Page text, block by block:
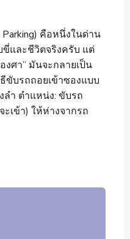
คือหนึ่งในด่าน
และชีวิตจริงครับ แต่
งศา” มันจะกลายเป็น
ธีขับรถถอยเข้าซองแบบ
ลำ ตำแหน่ง: ขับรถ
เข้า) ให้ห่างจากรถ